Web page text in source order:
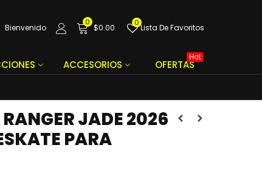
Bienvenido
0
$0.00
0
Lista De Favoritos
ACCESORIOS OFERTAS
Hot
JADE 2026
PARA